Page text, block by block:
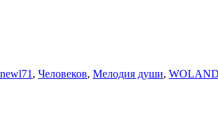
newl71 , Человеков, Мелодия души, WOLAND